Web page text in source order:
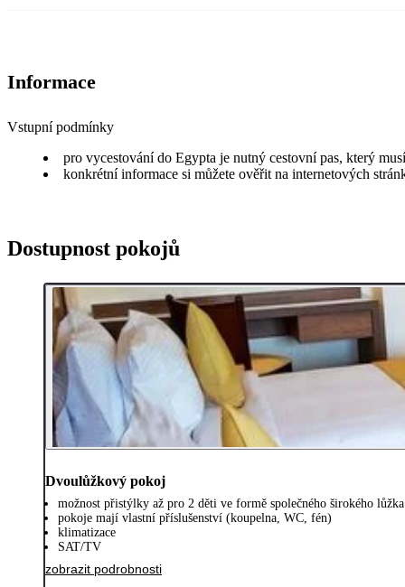
Informace
Vstupní podmínky
pro vycestování do Egypta je nutný cestovní pas, který
konkrétní informace si můžete ověřit na internetových
Dostupnost pokojů
Dvoulůžkový pokoj
možnost přistýlky až pro 2 děti ve formě společného širokého lůžka
pokoje mají vlastní příslušenství (koupelna, WC, fén)
klimatizace
SAT/TV
zobrazit podrobnosti